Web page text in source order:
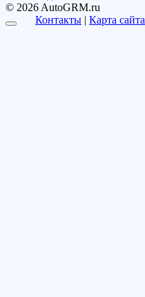
© 2026 AutoGRM.ru
Контакты | Карта сайта